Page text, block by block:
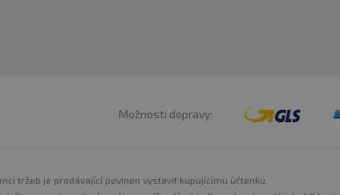
Možnosti dopravy:
tržeb je prodávající povinen vystavit kupujícímu účtenku.